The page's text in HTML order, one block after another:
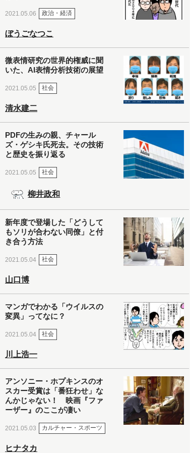
2021.05.06 政治・経済
ぼうごなつこ
微表情研究の世界的権威に聞
いた、AI表情分析技術の展望
2021.05.05 社会
清水建二
PDFの生みの親、チャール
ズ・ゲシキ氏死去。その技術
と歴史を振り返る
2021.05.05 社会
柳井政和
新年度で登場した「どうして
もソリが合わない同僚」と付
き合う方法
2021.05.04 社会
山口博
マンガでわかる「ウイルスの
変異」ってなに？
2021.05.04 社会
川上浩一
アンソニー・ホプキンスのオ
スカー受賞は「番狂わせ」な
んかじゃない！ 映画『ファ
ーザー』のここが凄い
2021.05.03 カルチャー・スポーツ
ヒナタカ